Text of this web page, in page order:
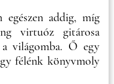
addig, míg
virtuóz gitárosa
a világomba. Ő egy
félénk könyvmoly